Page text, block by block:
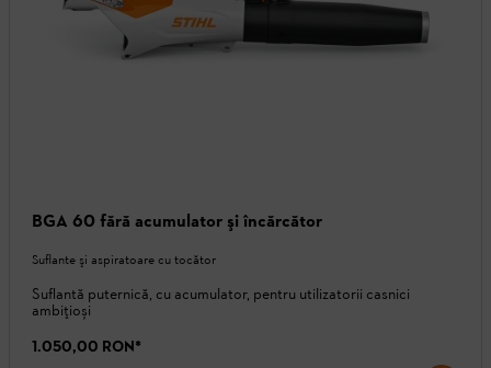
BGA 60 fără acumulator şi încărcător
Suflante şi aspiratoare cu tocător
Suflantă puternică, cu acumulator, pentru utilizatorii casnici
ambițioși
1.050,00 RON*